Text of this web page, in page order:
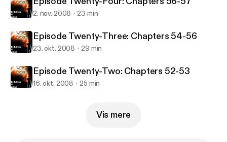
2. nov. 2008 23 min
Episode Twenty-Three: Chapters 54-56
23. okt. 2008 29 min
Episode Twenty-Two: Chapters 52-53
16. okt. 2008 25 min
Vis mere